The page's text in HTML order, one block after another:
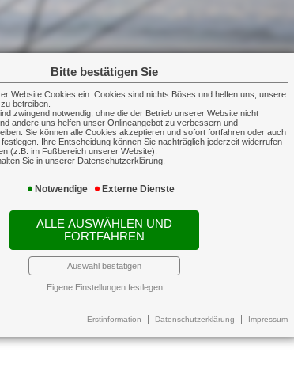
Bitte bestätigen Sie
Website Cookies ein. Cookies sind nichts Böses und helfen uns, unsere
betreiben.
zwingend notwendig, ohne die der Betrieb unserer Website nicht
andere uns helfen unser Onlineangebot zu verbessern und
Sie können alle Cookies akzeptieren und sofort fortfahren oder auch
Ihre Entscheidung können Sie nachträglich jederzeit widerrufen
(z.B. im Fußbereich unserer Website).
Sie in unserer Datenschutzerklärung.
Notwendige Externe Dienste
ALLE AUSWÄHLEN UND
FORTFAHREN
Auswahl bestätigen
Eigene Einstellungen festlegen
Erstinformation Datenschutzerklärung Impressum
Beitragszahler müssen für immer mehr
zeigen, dass ein heutiger
Vorsorge ist also unerlässlich, damit man im Alter
nach individuellen Lebensumständen eine
zu schließen.